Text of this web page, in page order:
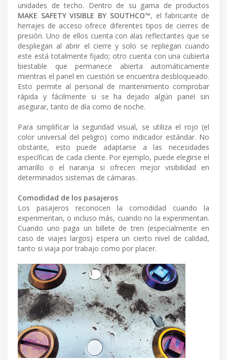
unidades de techo. Dentro de su gama de productos
MAKE SAFETY VISIBLE BY SOUTHCO™, el fabricante de
herrajes de acceso ofrece diferentes tipos de cierres de
presión. Uno de ellos cuenta con alas reflectantes que se
despliegan al abrir el cierre y solo se repliegan cuando
este está totalmente fijado; otro cuenta con una cubierta
biestable que permanece abierta automáticamente
mientras el panel en cuestión se encuentra desbloqueado.
Esto permite al personal de mantenimiento comprobar
rápida y fácilmente si se ha dejado algún panel sin
asegurar, tanto de día como de noche.
Para simplificar la seguridad visual, se utiliza el rojo (el
color universal del peligro) como indicador estándar. No
obstante, esto puede adaptarse a las necesidades
específicas de cada cliente. Por ejemplo, puede elegirse el
amarillo o el naranja si ofrecen mejor visibilidad en
determinados sistemas de cámaras.
Comodidad de los pasajeros
Los pasajeros reconocen la comodidad cuando la
experimentan, o incluso más, cuando no la experimentan.
Cuando uno paga un billete de tren (especialmente en
caso de viajes largos) espera un cierto nivel de calidad,
tanto si viaja por trabajo como por placer.